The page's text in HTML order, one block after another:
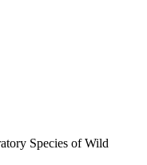
Species of Wild